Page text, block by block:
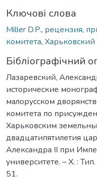
Ключові слова
Miller D.P., рецензия,
комитета,
Бібліографічний
Лазаревский,
исторические
малорусском
комитета по
Харьковским
двадцатипятилетия
Александра ІІ при
университете. – Х. :
51.